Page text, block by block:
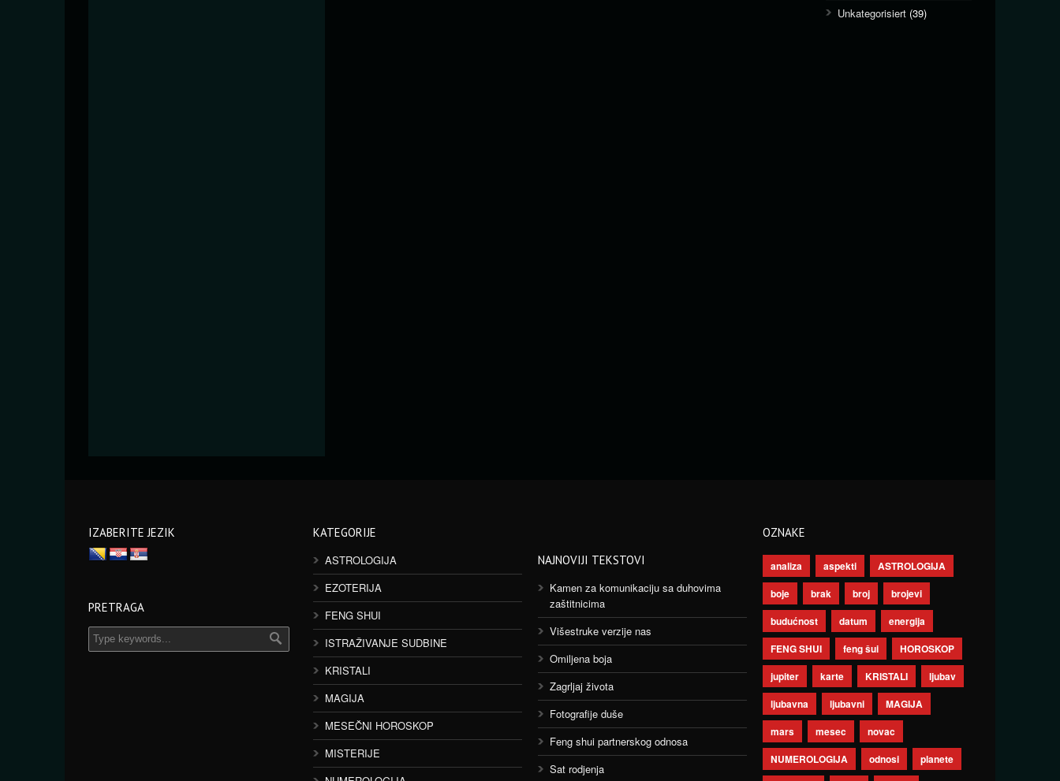
Unkategorisiert (39)
IZABERITE JEZIK
PRETRAGA
KATEGORIJE
ASTROLOGIJA
EZOTERIJA
FENG SHUI
ISTRAŽIVANJE SUDBINE
KRISTALI
MAGIJA
MESEČNI HOROSKOP
MISTERIJE
NAJNOVIJI TEKSTOVI
Kamen za komunikaciju sa duhovima
zaštitnicima
Višestruke verzije nas
Omiljena boja
Zagrljaj života
Fotografije duše
Feng shui partnerskog odnosa
Sat rodjenja
OZNAKE
analiza aspekti
ASTROLOGIJA
boje
brak broj
brojevi
budućnost
datum
energija
FENG SHUI
feng šui
HOROSKOP
jupiter
karte KRISTALI
ljubav
ljubavna
ljubavni
MAGIJA
mars
mesec
novac
NUMEROLOGIJA
odnosi
planete